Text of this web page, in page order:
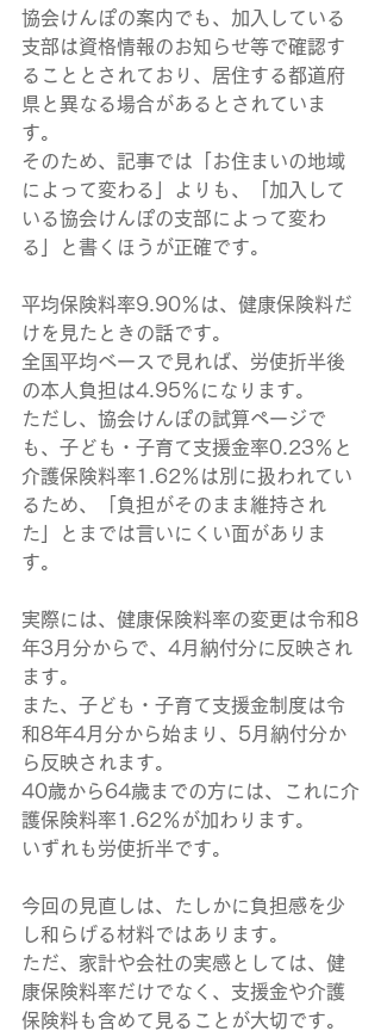
協会けんぽの案内でも、加入している
支部は資格情報のお知らせ等で確認す
ることとされており、居住する都道府
県と異なる場合があるとされていま
す。
そのため、記事では「お住まいの地域
によって変わる」よりも、「加入して
いる協会けんぽの支部によって変わ
る」と書くほうが正確です。
平均保険料率9.90％は、健康保険料だ
けを見たときの話です。
全国平均ベースで見れば、労使折半後
の本人負担は4.95％になります。
ただし、協会けんぽの試算ページで
も、子ども・子育て支援金率0.23％と
介護保険料率1.62％は別に扱われてい
るため、「負担がそのまま維持され
た」とまでは言いにくい面がありま
す。
実際には、健康保険料率の変更は令和8
年3月分からで、4月納付分に反映され
ます。
また、子ども・子育て支援金制度は令
和8年4月分から始まり、5月納付分か
ら反映されます。
40歳から64歳までの方には、これに介
護保険料率1.62％が加わります。
いずれも労使折半です。
今回の見直しは、たしかに負担感を少
し和らげる材料ではあります。
ただ、家計や会社の実感としては、健
康保険料率だけでなく、支援金や介護
保険料も含めて見ることが大切です。